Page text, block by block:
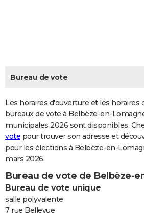
CARTE DE VOEUX
Dictionnaire
Biographies
Citations
Expressions
Proverbes
PROGRAMME TV
COPAINS D'AVANT
S'inscrire
Se connecter
Lycées
Collèges
Primaires
Universités
Entreprises
Service militaire
Avis de recherche
AVIS DE DÉCÈS
FORUM
Bricolage
Lifestyle
Culture
Sport
Auto
Television
Voyage
Cinema
Bureau de vote
Les horaires d'ouverture et les horaires
bureaux de vote à Belbèze-en-
municipales 2026 sont disponibles.
vote pour trouver son adresse et
pour les élections à Belbèze-en-
mars 2026.
Bureau de vote de Belbèze-
Bureau de vote unique
salle polyvalente
7 rue Bellevue